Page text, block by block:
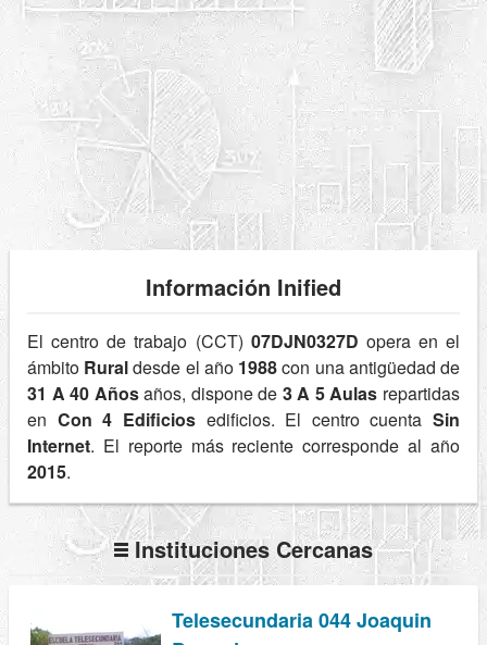
Información Inified
El centro de trabajo (CCT) 07DJN0327D opera en el
ámbito Ruraldesde el año 1988con una antigüedad de
31 A 40 Añosaños, dispone de 3 A 5 Aulas repartidas
en Con 4 Edificiosedificios. El centro cuenta Sin
Internet. El reporte más reciente corresponde al año
2015.
Instituciones Cercanas
Telesecundaria 044 Joaquin